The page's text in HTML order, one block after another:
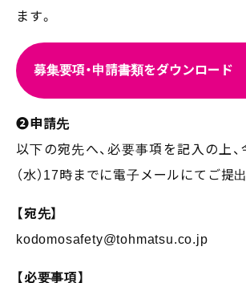
ます。
募集要項・申請書類をダウンロード
❷申請先
以下の宛先へ、必要事項を記入の上
（水）17時までに電子メールにてご提
【宛先】
kodomosafety@tohmatsu.co.jp
【必要事項】